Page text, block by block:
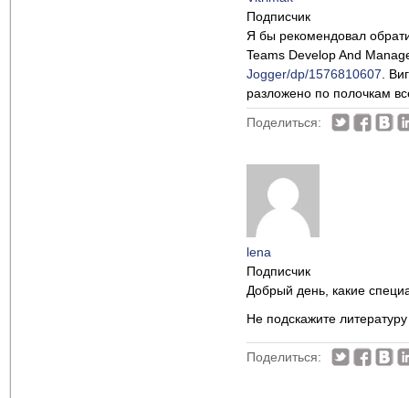
Подписчик
Я бы рекомендовал
Teams Develop And
Jogger/dp/1576810607 .
разложено по полочкам
Поделиться:
lena
Подписчик
Добрый день, какие
Не подскажите
Поделиться: